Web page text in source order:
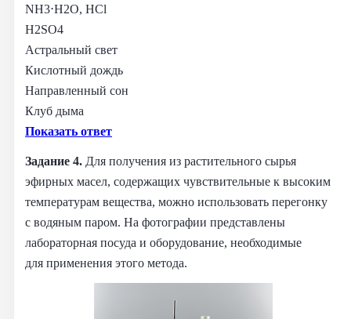
NH3⋅H2O, HCl
H2SO4
Астральный свет
Кислотный дождь
Направленный сон
Клуб дыма
Показать ответ
Задание 4. Для получения из растительного сырья
эфирных масел, содержащих чувствительные к высоким
температурам вещества, можно использовать перегонку
с водяным паром. На фотографии представлены
лабораторная посуда и оборудование, необходимые
для применения этого метода.